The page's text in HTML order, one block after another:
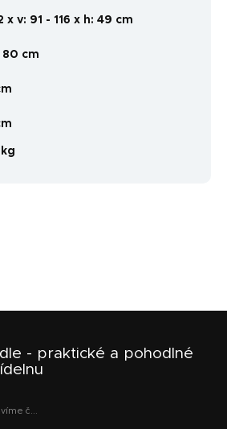
x v: 91 - 116 x h: 49 cm
80 cm
- praktické a pohodlné
č...